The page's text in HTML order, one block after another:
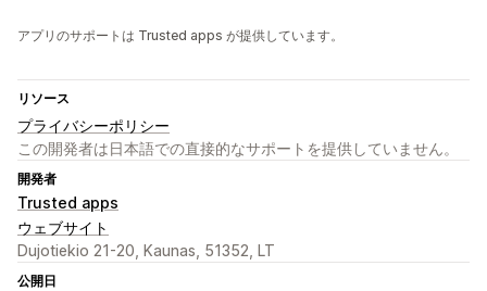
アプリのサポートは Trusted apps が提供しています。
リソース
プライバシーポリシー
この開発者は日本語での直接的なサポートを提供していません。
開発者
Trusted apps
ウェブサイト
Dujotiekio 21-20, Kaunas, 51352, LT
公開日